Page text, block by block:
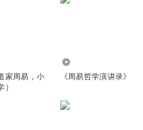
家周易，小
）
《周易哲学演讲录》